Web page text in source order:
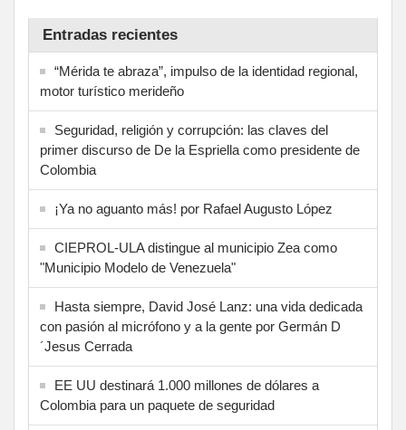
Entradas recientes
“Mérida te abraza”, impulso de la identidad regional,
motor turístico merideño
Seguridad, religión y corrupción: las claves del
primer discurso de De la Espriella como presidente de
Colombia
¡Ya no aguanto más! por Rafael Augusto López
CIEPROL-ULA distingue al municipio Zea como
"Municipio Modelo de Venezuela"
Hasta siempre, David José Lanz: una vida dedicada
con pasión al micrófono y a la gente por Germán D
´Jesus Cerrada
EE UU destinará 1.000 millones de dólares a
Colombia para un paquete de seguridad